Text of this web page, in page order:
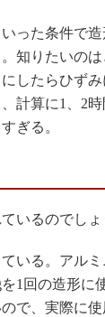
った条件で
知りたいのは
したらひず
計算に1、2
ぎる。
いるのでしょ
いる。アルミ
1回の造形に
で、実際に